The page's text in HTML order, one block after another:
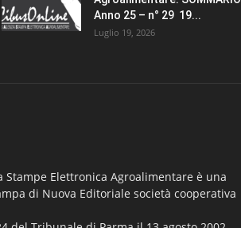
Anno 25 – n° 29 19...
Luglio 19, 2026
Stampe Elettronica Agroalimentare è una
di Nuova Editoriale società cooperativa